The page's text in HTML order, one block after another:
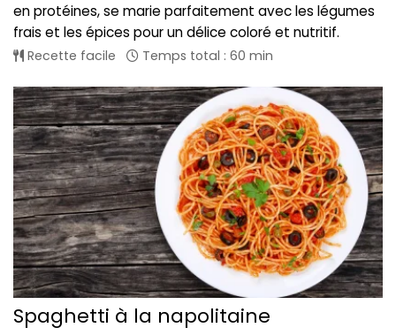
en protéines, se marie parfaitement avec les légumes
frais et les épices pour un délice coloré et nutritif.
Recette facile Temps total : 60 min
Spaghetti à la napolitaine